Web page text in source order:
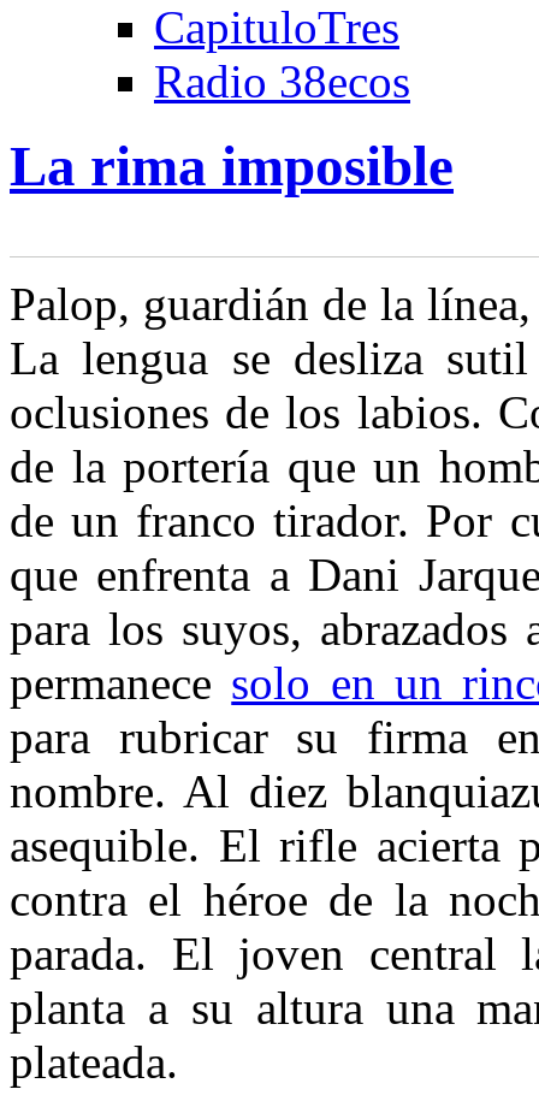
CapituloTres
Radio 38ecos
La rima imposible
Palop, guardián de la
La lengua se desliza
oclusiones de los labios.
de la portería que un
de un franco tirador. Por
que enfrenta a Dani
para los suyos,
permanece solo en un
para rubricar su firma
nombre. Al diez
asequible. El rifle acierta
contra el héroe de la
parada. El joven central
planta a su altura una
plateada.